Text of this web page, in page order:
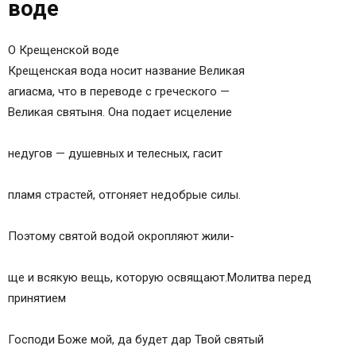
православные традиции.
принятие просфоры и святой воды
Святая вода, свойства
Как сделать святую воду?
Что делать со святой водой?
Где взять святую воду?
Молитва на принятие святой воды
Как умыть ребенка святой водой от сглаза?
Как очистить квартиру святой водой?
Молитва на принятие просфоры и святой воды
Суть обряда
воде
О Крещенской воде
Крещенская вода носит название Великая
агиасма, что в переводе с греческого —
Великая святыня. Она подает исцеление
недугов — душевных и телесных, гасит
пламя страстей, отгоняет недобрые силы.
Поэтому святой водой окропляют жили-
ще и всякую вещь, которую освящают.Молитва перед
принятием
Господи Боже мой, да будет дар Твой святый